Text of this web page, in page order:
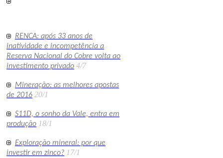
RENCA: após 33 anos de
inatividade e incompetência a
Reserva Nacional do Cobre volta ao
investimento privado 4/7
Mineração: as melhores apostas
de 2016 20/1
S11D, o sonho da Vale, entra em
produção 18/1
Exploração mineral: por que
investir em zinco? 17/1